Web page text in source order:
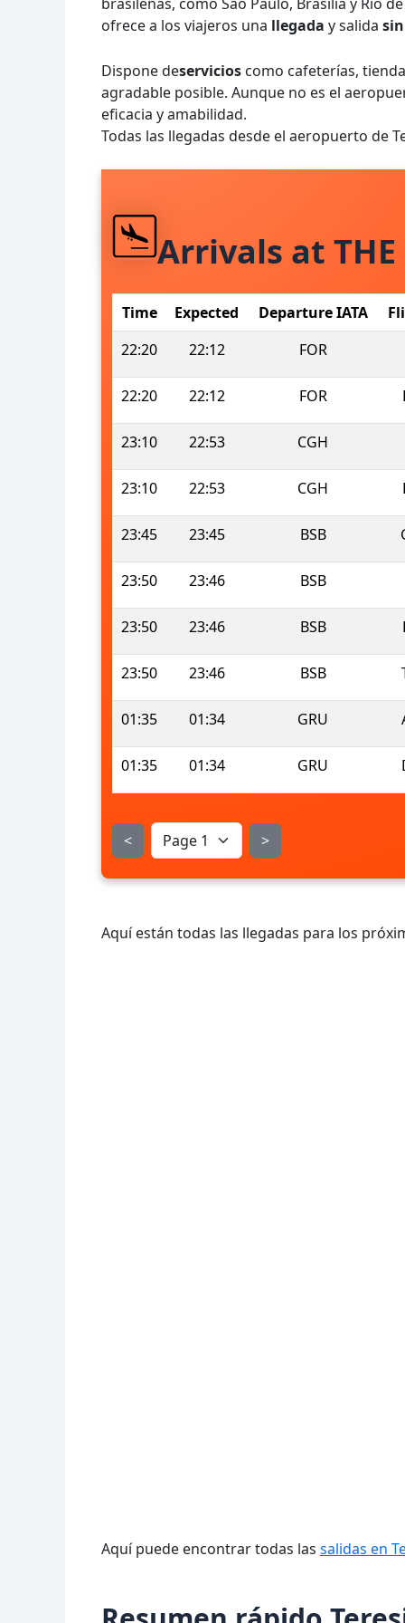
ofrece a los viajeros una llegada y salida
Dispone deservicios como cafeterías,
agradable posible. Aunque no es el
eficacia y amabilidad.
Todas las llegadas desde el aeropuerto de
Arrivals at THE
Time Expected Departure IATA
22:20
22:12 FOR
22:20 22:12 FOR
23:10 22:53 CGH
23:10 22:53 CGH
23:45 23:45 BSB
23:50 23:46 BSB
23:50 23:46 BSB
23:50 23:46 BSB
01:35 01:34 GRU
01:35 01:34 GRU
< >
Aquí están todas las llegadas para los
Aquí puede encontrar todas las salidas en